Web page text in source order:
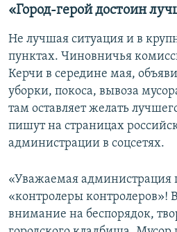
«Город-герой достоин
Не лучшая ситуация и в
пунктах. Чиновничья
Керчи в середине мая,
уборки, покоса, вывоза
там оставляет желать
пишут на страницах
администрации в соцсетях.
«Уважаемая администрация
«контролеры контролеров»!
внимание на беспорядок,